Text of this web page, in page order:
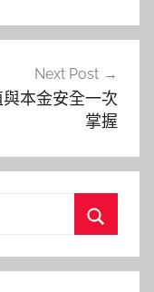
Next Post
本金安全一次
掌握